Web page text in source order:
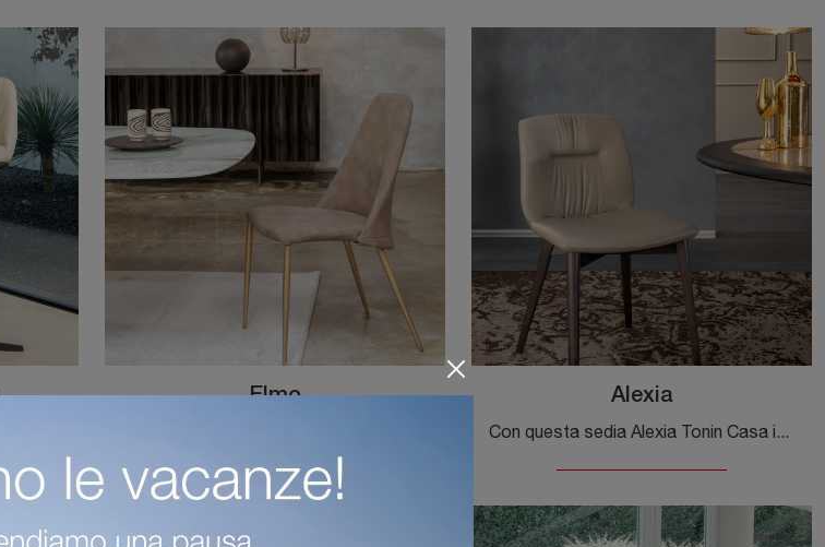
Elmo
Alexia
Con questa sedia Alexia Tonin Casa in ecopelle, una tra le nostre sedute fisse moderne, potrai valorizzare i tuoi spazi.